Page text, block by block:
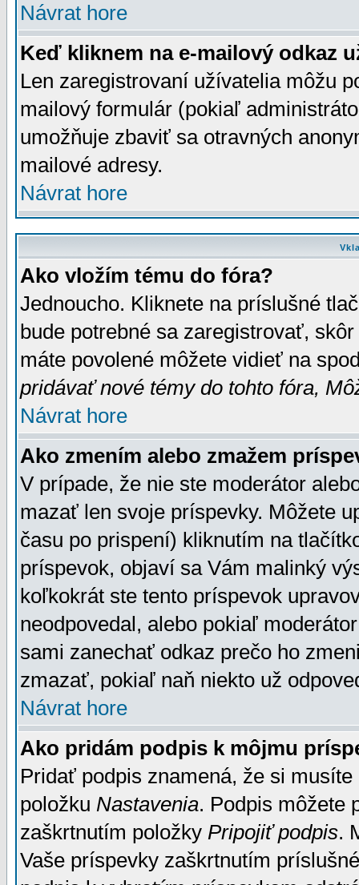
Návrat hore
Keď kliknem na e-mailový odkaz
Len zaregistrovaní užívatelia môžu
mailový formulár (pokiaľ
umožňuje zbaviť sa otravných
mailové adresy.
Návrat hore
Ako vložím tému do fóra?
Jednoucho. Kliknete na príslušné
bude potrebné sa zaregistrovať,
máte povolené môžete vidieť na
pridávať nové témy do tohto fóra,
Návrat hore
Ako zmením alebo zmažem
V prípade, že nie ste moderátor
mazať len svoje príspevky. Môžete
času po prispení) kliknutím na
príspevok, objaví sa Vám malinký
koľkokrát ste tento príspevok
neodpovedal, alebo pokiaľ
sami zanechať odkaz prečo ho
zmazať, pokiaľ naň niekto už
Návrat hore
Ako pridám podpis k môjmu
Pridať podpis znamená, že si
položku Nastavenia. Podpis môžete
zaškrtnutím položky Pripojiť podpis.
Vaše príspevky zaškrtnutím